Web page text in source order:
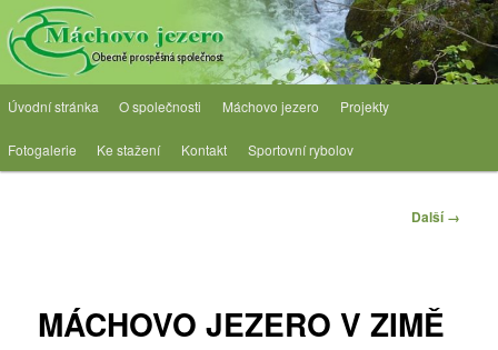
Přejít
k
hlavnímu
obsahu
webu OPS Máchovo jezero
Obecně prospěšná společnost
Hlavní
menu
Úvodní stránka O společnosti Máchovo jezero Projekty
Fotogalerie Ke stažení Kontakt Sportovní rybolov
Další →
MÁCHOVO JEZERO V ZIMĚ